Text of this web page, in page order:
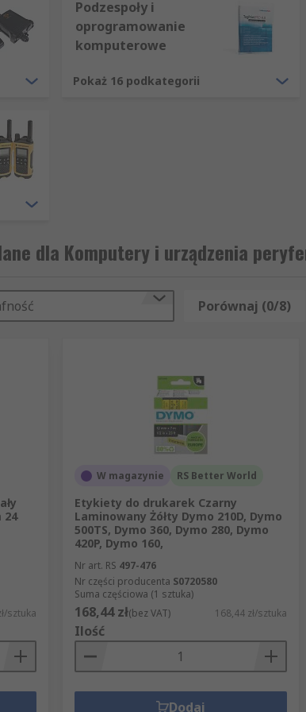
Podzespoły i
oprogramowanie
komputerowe
Pokaż 16 podkategorii
dla Komputery i urządzenia
Porównaj (0/8)
24
sztuka
W magazynie RS Better World
Etykiety do drukarek Czarny
Laminowany Żółty Dymo 210D, Dymo
500TS, Dymo 360, Dymo 280, Dymo
420P, Dymo 160,
Nr art. RS 497-476
Nr części producenta S0720580
Suma częściowa (1 sztuka)
168,44 zł(bez VAT) 168,44 zł/sztuka
Ilość
Dodaj